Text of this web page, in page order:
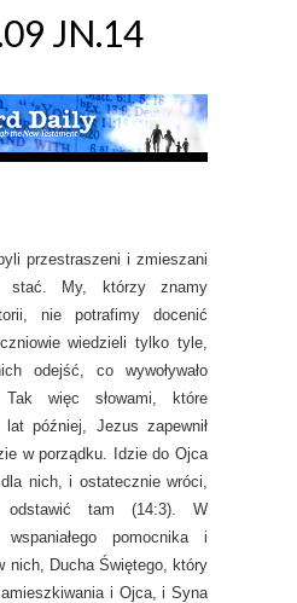
JN.14
przestraszeni i zmieszani
My, którzy znamy
nie potrafimy docenić
wiedzieli tylko tyle,
odejść, co wywoływało
więc słowami, które
później, Jezus zapewnił
w porządku. Idzie do Ojca
nich, i ostatecznie wróci,
tam (14:3). W
pomocnika i
nich, Ducha Świętego, który
i Ojca, i Syna